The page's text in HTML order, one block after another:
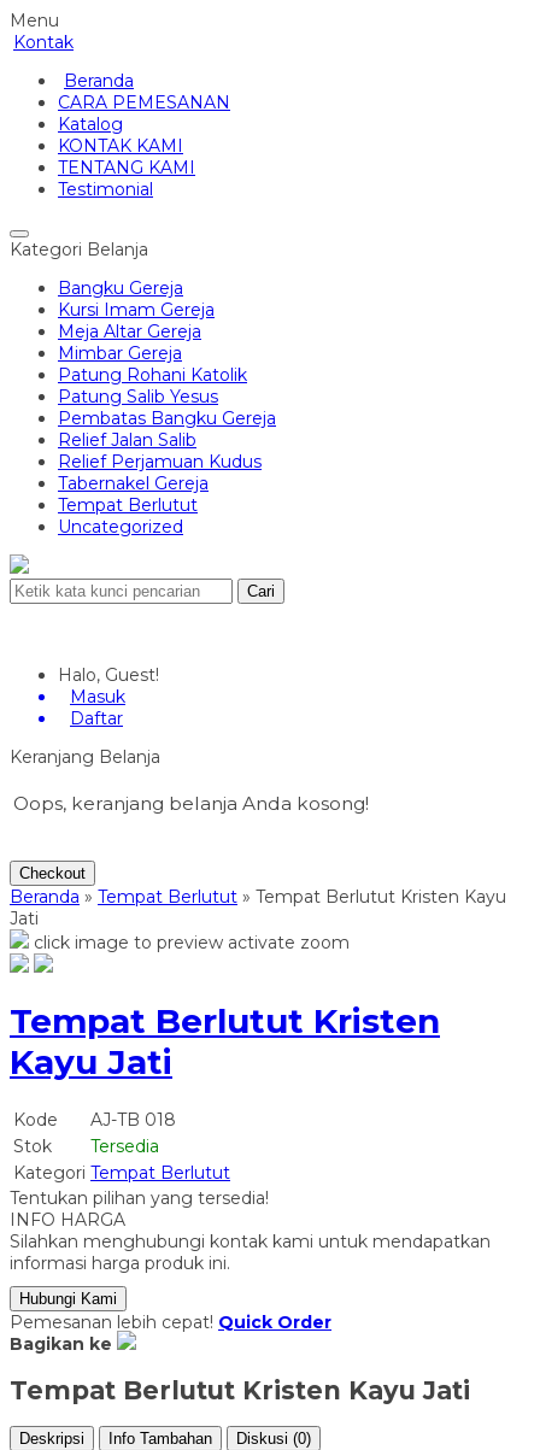
Menu
Kontak
Beranda
CARA PEMESANAN
Katalog
KONTAK KAMI
TENTANG KAMI
Testimonial
Kategori Belanja
Bangku Gereja
Kursi Imam Gereja
Meja Altar Gereja
Mimbar Gereja
Patung Rohani Katolik
Patung Salib Yesus
Pembatas Bangku Gereja
Relief Jalan Salib
Relief Perjamuan Kudus
Tabernakel Gereja
Tempat Berlutut
Uncategorized
Cari
Halo, Guest!
Masuk
Daftar
Keranjang Belanja
Oops, keranjang belanja Anda kosong!
Checkout
Beranda » Tempat Berlutut » Tempat Berlutut Kristen Kayu
Jati
click image to preview activate zoom
Tempat Berlutut Kristen
Kayu Jati
Kode
AJ-TB 018
Stok
Tersedia
Kategori Tempat Berlutut
Tentukan pilihan yang tersedia!
INFO HARGA
Silahkan menghubungi kontak kami untuk mendapatkan
informasi harga produk ini.
Hubungi Kami
Pemesanan lebih cepat! Quick Order
Bagikan ke
Tempat Berlutut Kristen Kayu Jati
Deskripsi Info Tambahan Diskusi (0)